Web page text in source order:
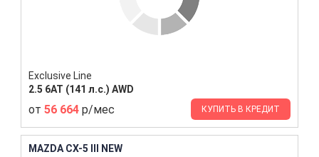
Exclusive Line
2.5 6AT (141 л.с.) AWD
от 56 664 р/мес КУПИТЬ В КРЕДИТ
MAZDA CX-5 III NEW